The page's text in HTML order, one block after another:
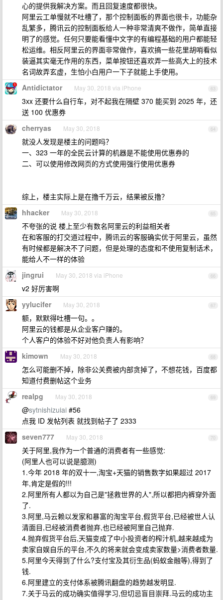
心的提供我解决方案。而且回复速度都很快。
阿里云工单慢就不吐槽了，那个控制面板的界面也很卡，功能杂
乱繁多，腾讯云的控制面板给人一种非常清爽不做作，简单直接
明了的感觉。任何只要能看懂中文字的有编程基础的用户都能轻
松运维。相反阿里云的界面非常做作，喜欢搞一些花里胡哨看似
装逼其实毫无作用的东西，菜单按钮还喜欢弄一些高大上的技术
名词故弄玄虚，生怕小白用户一下子就能上手使用。
63
Antidictator May 30, 2018 via iPhone
3xx 还要什么自行车，对不起我在隔壁 370 能买到 2025 年，还
送 100 优惠券
64
cherryas May 30, 2018
就没人发现是楼主的问题吗？
一、323 一年的全民云计算的机器是不能使用优惠券的
二、可以使用修改网页的方式使用强行使用优惠券
综上，楼主实际上是在撸千万云，结果被反撸？
65
hhacker May 30, 2018
不夸张的说 楼上至少有数名阿里云的利益相关者
在和客服的打交道过程中，腾讯云的客服确实优于阿里云，虽然
有时候都是解决不了问题，但是处理的态度和不使用复制话术，
能给人不一样的体验
66
jingrui May 30, 2018 via iPhone
v2 好厉害啊
67
yylucifer May 30, 2018
额，默默得吐槽一句。。
阿里云的钱都是从企业客户赚的。
个人客户的体验不好对他负责人有影响？
68
kimown May 30, 2018
怎么可能删不掉，除非公关费被内部贪掉了，不想花钱，百度都
知道付费删帖这个业务
69
realpg May 30, 2018
@sytnishizuiai #56
点我 ID 发帖列表 就找到帖子了 2333
70
seven777 May 30, 2018
关于阿里,我作为一个普通的消费者有一些感觉:
(阿里人也可以说是臆测)
1.今年 2018 年的双十一,淘宝+天猫的销售数字如果超过 2017
年,肯定是假的!!!
2.阿里所有人都以为自己是"拯救世界的人",所以都把内裤穿外面
了.
3.阿里,马云赖以发家和暴富的淘宝平台,假货平台,已经被世人认
清面目,已经被消费者抛弃,也已经被阿里自己抛弃.
4.抛弃假货平台后,天猫变成了中小投资者的榨汁机,越来越成为
卖家自娱自乐的平台,不久的将来就会变成卖家数量>消费者数量.
5.阿里今天得到了什么?支付宝及其衍生品(蚂蚁金融等),得到了
钱.
6.阿里建立的支付体系被腾讯翻盘的趋势越发明显.
7.关于马云的成功确实值得学习,但切忌盲目崇拜.马云的成功主